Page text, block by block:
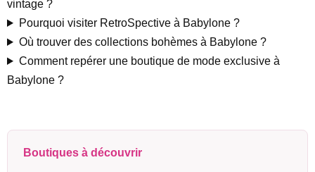
vintage ?
Pourquoi visiter RetroSpective à Babylone ?
Où trouver des collections bohèmes à Babylone ?
Comment repérer une boutique de mode exclusive à
Babylone ?
Boutiques à découvrir